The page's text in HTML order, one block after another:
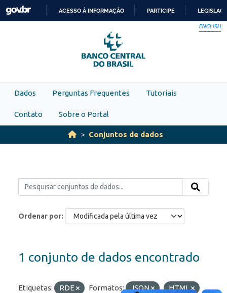
Skip to main content
PARA
O
CONTEÚDO
ACESSO À INFORMAÇÃO PARTICIPE
ENGLISH
Dados Perguntas Frequentes Tutoriais
Contato Sobre o Portal
Conjuntos de dados
Ordenar por
1 conjunto de dados encontrado
Etiquetas: RDE Formatos: JSON
HTML